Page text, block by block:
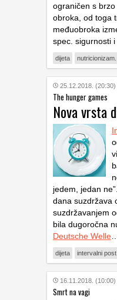
ograničen s
obroka, od toga
međuobroka
spec. sigurnosti
dijeta
25.12.2018. (20:30)
The hunger games
Nova vrsta
jedem, jedan
dana suzdržava
suzdržavanjem
bila dugoročna
Deutsche Welle
dijeta intervalni post
16.11.2018. (10:00)
Smrt na vagi